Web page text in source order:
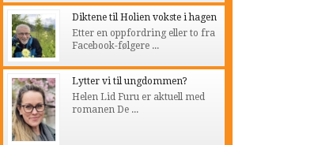
Diktene til Holien vokste i hagen
Etter en oppfordring eller to fra
Facebook-følgere ...
Lytter vi til ungdommen?
Helen Lid Furu er aktuell med
romanen De ...